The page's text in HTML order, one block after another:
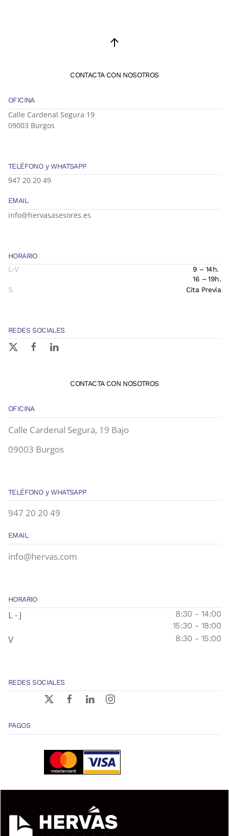
CONTACTA CON NOSOTROS
OFICINA
Calle Cardenal Segura 19
09003 Burgos
TELÉFONO y WHATSAPP
947 20 20 49
EMAIL
info@hervasasesores.es
HORARIO
L-V
9 – 14h.
16 – 19h.
S
Cita Previa
REDES SOCIALES
CONTACTA CON NOSOTROS
OFICINA
Calle Cardenal Segura, 19 Bajo
09003 Burgos
TELÉFONO y WHATSAPP
947 20 20 49
EMAIL
info@hervas.com
HORARIO
L - J
8:30 - 14:00
15:30 - 18:00
V 8:30 - 15:00
REDES SOCIALES
PAGOS